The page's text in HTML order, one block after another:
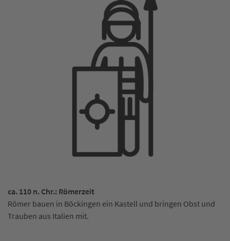
ca. 110 n. Chr.: Römerzeit
Römer bauen in Böckingen ein Kastell und bringen Obst und
Trauben aus Italien mit.